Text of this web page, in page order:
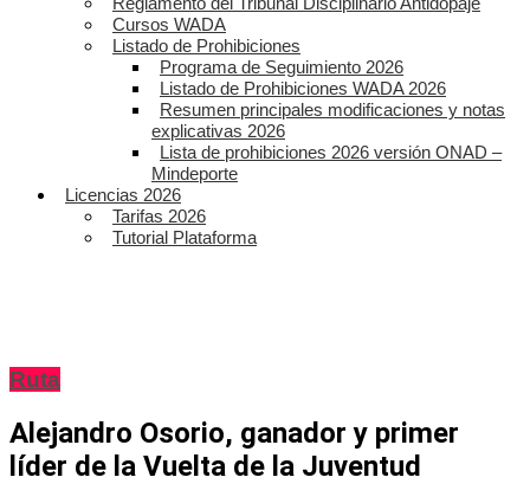
Cursos WADA
Listado de Prohibiciones
Programa de Seguimiento 2026
Listado de Prohibiciones WADA 2026
Resumen principales modificaciones y notas
explicativas 2026
Lista de prohibiciones 2026 versión ONAD –
Mindeporte
Licencias 2026
Tarifas 2026
Tutorial Plataforma
Ruta
Alejandro Osorio, ganador y primer
líder de la Vuelta de la Juventud